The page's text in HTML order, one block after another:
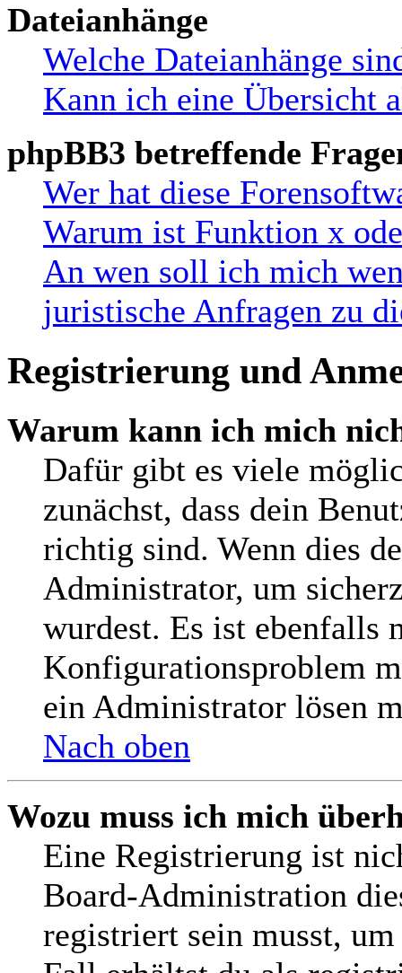
Dateianhänge
Welche Dateianhänge
Kann ich eine Übersicht
phpBB3 betreffende
Wer hat diese
Warum ist Funktion x
An wen soll ich mich
juristische Anfragen zu
Registrierung und
Warum kann ich mich
Dafür gibt es viele
zunächst, dass dein
richtig sind. Wenn dies
Administrator, um
wurdest. Es ist ebenfalls
Konfigurationsproblem
ein Administrator lösen
Nach oben
Wozu muss ich mich
Eine Registrierung ist
Board-Administration
registriert sein musst,